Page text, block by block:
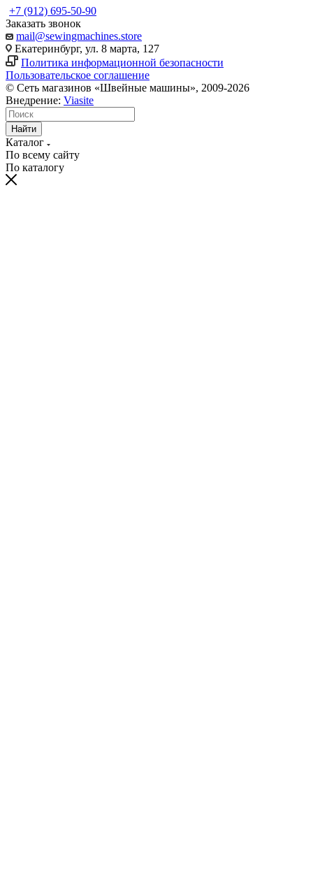
+7 (912) 695-50-90
Заказать звонок
mail@sewingmachines.store
Екатеринбург, ул. 8 марта, 127
Политика информационной безопасности
Пользовательское соглашение
© Сеть магазинов «Швейные машины», 2009-2026
Внедрение: Viasite
Найти
Каталог
По всему сайту
По каталогу